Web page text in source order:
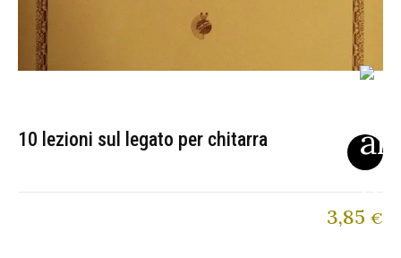
10 lezioni sul legato per chitarra
3,85 €